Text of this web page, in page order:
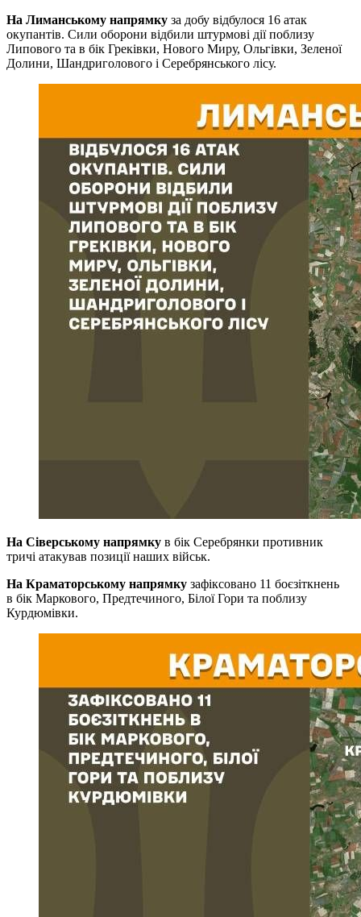
На Лиманському напрямку за добу відбулося 16 атак
окупантів. Сили оборони відбили штурмові дії поблизу
Липового та в бік Греківки, Нового Миру, Ольгівки, Зеленої
Долини, Шандриголового і Серебрянського лісу.
На Сіверському напрямку в бік Серебрянки противник
тричі атакував позиції наших військ.
На Краматорському напрямку зафіксовано 11 боєзіткнень
в бік Маркового, Предтечиного, Білої Гори та поблизу
Курдюмівки.